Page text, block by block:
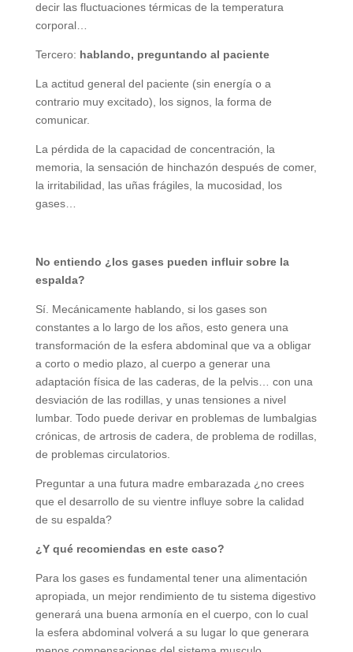
decir las fluctuaciones térmicas de la temperatura
corporal…
Tercero: hablando, preguntando al paciente
La actitud general del paciente (sin energía o a
contrario muy excitado), los signos, la forma de
comunicar.
La pérdida de la capacidad de concentración, la
memoria, la sensación de hinchazón después de comer,
la irritabilidad, las uñas frágiles, la mucosidad, los
gases…
No entiendo ¿los gases pueden influir sobre la
espalda?
Sí. Mecánicamente hablando, si los gases son
constantes a lo largo de los años, esto genera una
transformación de la esfera abdominal que va a obligar
a corto o medio plazo, al cuerpo a generar una
adaptación física de las caderas, de la pelvis… con una
desviación de las rodillas, y unas tensiones a nivel
lumbar. Todo puede derivar en problemas de lumbalgias
crónicas, de artrosis de cadera, de problema de rodillas,
de problemas circulatorios.
Preguntar a una futura madre embarazada ¿no crees
que el desarrollo de su vientre influye sobre la calidad
de su espalda?
¿Y qué recomiendas en este caso?
Para los gases es fundamental tener una alimentación
apropiada, un mejor rendimiento de tu sistema digestivo
generará una buena armonía en el cuerpo, con lo cual
la esfera abdominal volverá a su lugar lo que generara